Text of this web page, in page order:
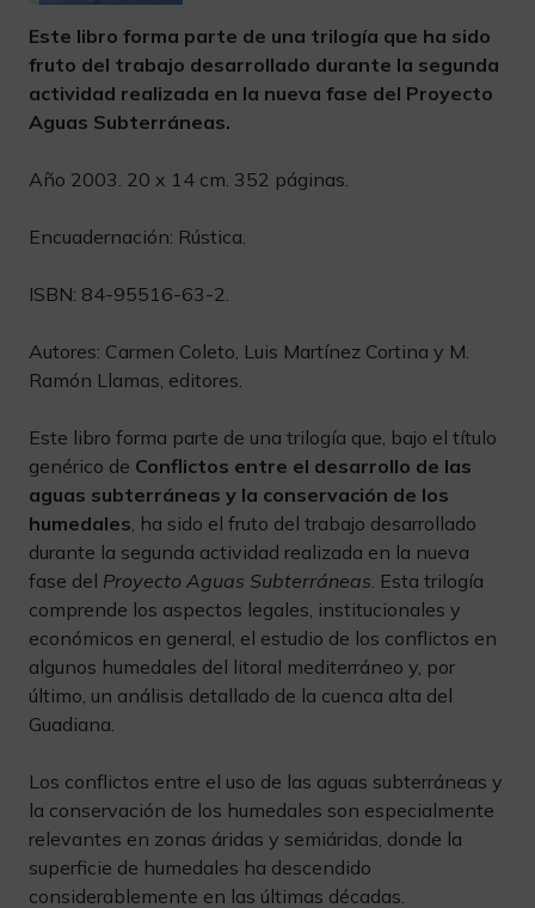
Este libro forma parte de una trilogía que ha sido
fruto del trabajo desarrollado durante la segunda
actividad realizada en la nueva fase del Proyecto
Aguas Subterráneas.
Año 2003. 20 x 14 cm. 352 páginas.
Encuadernación: Rústica.
ISBN: 84-95516-63-2.
Autores: Carmen Coleto, Luis Martínez Cortina y M.
Ramón Llamas, editores.
Este libro forma parte de una trilogía que, bajo el título
genérico de Conflictos entre el desarrollo de las
aguas subterráneas y la conservación de los
humedales, ha sido el fruto del trabajo desarrollado
durante la segunda actividad realizada en la nueva
fase del Proyecto Aguas Subterráneas. Esta trilogía
comprende los aspectos legales, institucionales y
económicos en general, el estudio de los conflictos en
algunos humedales del litoral mediterráneo y, por
último, un análisis detallado de la cuenca alta del
Guadiana.
Los conflictos entre el uso de las aguas subterráneas y
la conservación de los humedales son especialmente
relevantes en zonas áridas y semiáridas, donde la
superficie de humedales ha descendido
considerablemente en las últimas décadas.